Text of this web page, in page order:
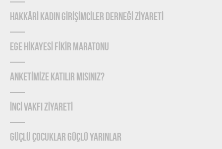
HAKKÂRİ KADIN GİRİŞİMCİLER DERNEĞİ ZİYARETİ
EGE HİKAYESİ FİKİR MARATONU
ANKETİMİZE KATILIR MISINIZ?
İNCİ VAKFI ZİYARETİ
Güçlü Çocuklar Güçlü Yarınlar